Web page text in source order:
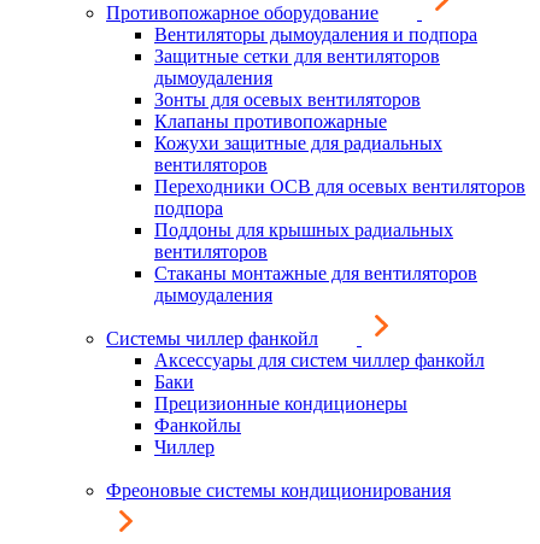
Противопожарное оборудование
Вентиляторы дымоудаления и подпора
Защитные сетки для вентиляторов
дымоудаления
Зонты для осевых вентиляторов
Клапаны противопожарные
Кожухи защитные для радиальных
вентиляторов
Переходники ОСВ для осевых вентиляторов
подпора
Поддоны для крышных радиальных
вентиляторов
Стаканы монтажные для вентиляторов
дымоудаления
Системы чиллер фанкойл
Аксессуары для систем чиллер фанкойл
Баки
Прецизионные кондиционеры
Фанкойлы
Чиллер
Фреоновые системы кондиционирования